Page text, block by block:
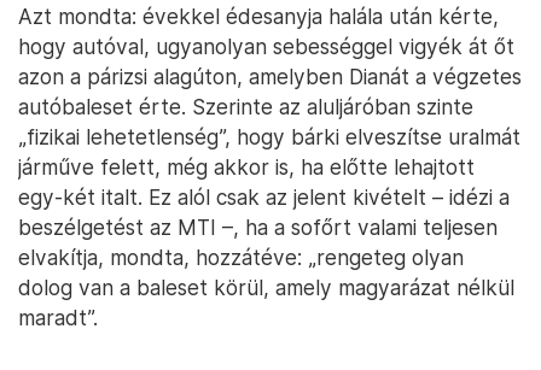
Azt mondta: évekkel édesanyja halála után kérte,
hogy autóval, ugyanolyan sebességgel vigyék át őt
azon a párizsi alagúton, amelyben Dianát a végzetes
autóbaleset érte. Szerinte az aluljáróban szinte
„fizikai lehetetlenség”, hogy bárki elveszítse uralmát
járműve felett, még akkor is, ha előtte lehajtott
egy-két italt. Ez alól csak az jelent kivételt – idézi a
beszélgetést az MTI –, ha a sofőrt valami teljesen
elvakítja, mondta, hozzátéve: „rengeteg olyan
dolog van a baleset körül, amely magyarázat nélkül
maradt”.